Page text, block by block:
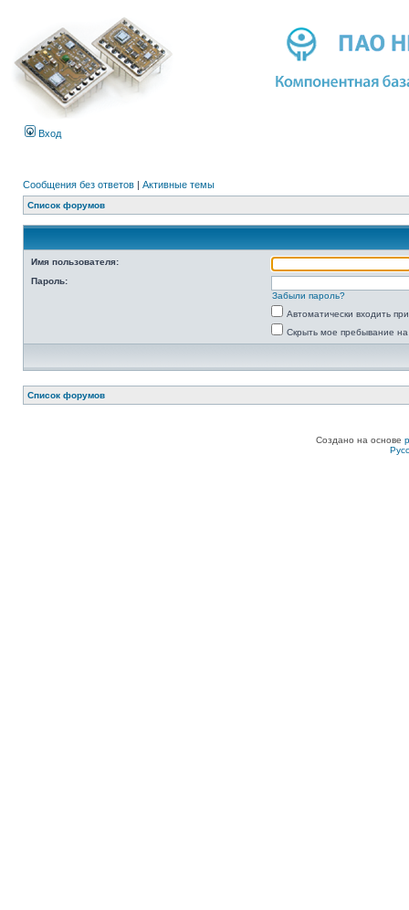
Вход
Сообщения без ответов | Активные темы
Список форумов
Имя пользователя:
Пароль:
Забыли пароль?
Автоматически входить
Скрыть мое пребывание
Список форумов
Создано на основе